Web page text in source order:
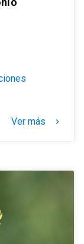
Ver más
keyboard_arrow_right